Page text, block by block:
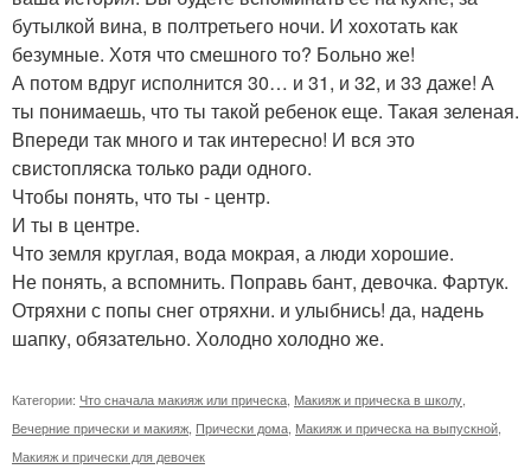
бутылкой вина, в полтретьего ночи. И хохотать как
безумные. Хотя что смешного то? Больно же!
А потом вдруг исполнится 30… и 31, и 32, и 33 даже! А
ты понимаешь, что ты такой ребенок еще. Такая зеленая.
Впереди так много и так интересно! И вся это
свистопляска только ради одного.
Чтобы понять, что ты - центр.
И ты в центре.
Что земля круглая, вода мокрая, а люди хорошие.
Не понять, а вспомнить. Поправь бант, девочка. Фартук.
Отряхни с попы снег отряхни. и улыбнись! да, надень
шапку, обязательно. Холодно холодно же.
Категории: Что сначала макияж или прическа Макияж и прическа в школу
Вечерние прически и макияж Прически дома Макияж и прическа на выпускной
Макияж и прически для девочек